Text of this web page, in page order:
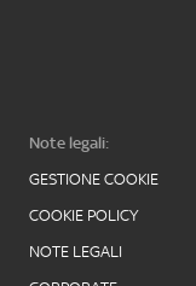
Note legali:
GESTIONE COOKIE
COOKIE POLICY
NOTE LEGALI